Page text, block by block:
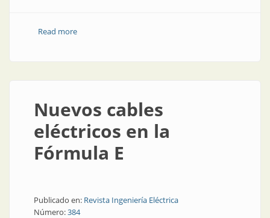
Read moreabout Cables solares resistentes al agua
Nuevos cables
eléctricos en la
Fórmula E
Publicado en: Revista Ingeniería Eléctrica
Número:384